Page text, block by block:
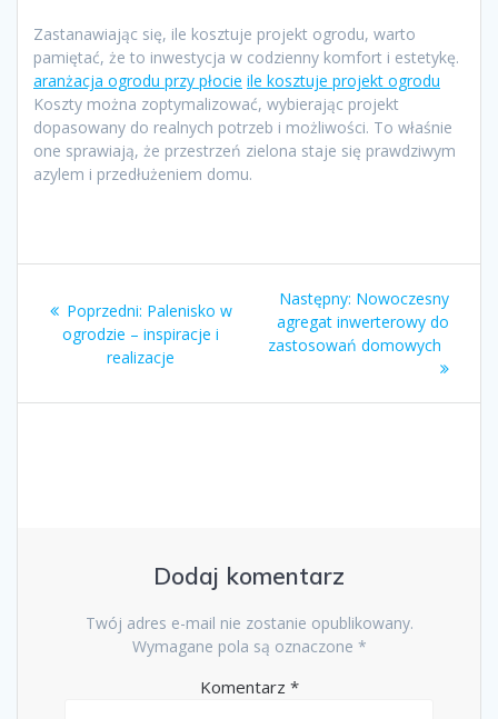
Zastanawiając się, ile kosztuje projekt ogrodu, warto
pamiętać, że to inwestycja w codzienny komfort i estetykę.
aranżacja ogrodu przy płocie ile kosztuje projekt ogrodu
Koszty można zoptymalizować, wybierając projekt
dopasowany do realnych potrzeb i możliwości. To właśnie
one sprawiają, że przestrzeń zielona staje się prawdziwym
azylem i przedłużeniem domu.
wpisu
Poprzedni: Poprzedni
wpis:
Palenisko w
ogrodzie – inspiracje i
realizacje
Następny: Następny
wpis:
Nowoczesny
agregat inwerterowy do
zastosowań domowych
Dodaj komentarz
Twój adres e-mail nie zostanie opublikowany.
Wymagane pola są oznaczone *
Komentarz *